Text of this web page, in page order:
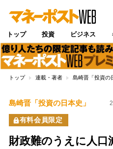
トップ 投資 ビジネス
トップ 連載・著者 島崎晋「投資の
島崎晋「投資の日本史」
有料会員限定
財政難のうえに人